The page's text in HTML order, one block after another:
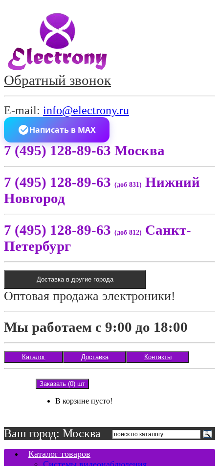
Обратный звонок
E-mail: info@electrony.ru
Написать в MAX
7 (495) 128-89-63 Москва
7 (495) 128-89-63 (доб 831) Нижний
Новгород
7 (495) 128-89-63 (доб 812) Санкт-
Петербург
Доставка в другие города
Оптовая продажа электроники!
Мы работаем с 9:00 до 18:00
Каталог Доставка Контакты
Заказать (0) шт
В корзине пусто!
Ваш город: Москва
Каталог товаров
Системы видеонаблюдения